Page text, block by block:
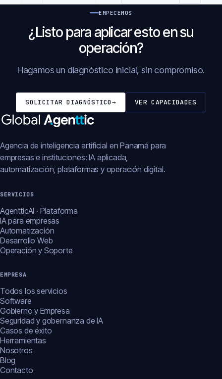
EMPECEMOS
¿Listo para aplicar esto en su
operación?
Hagamos un diagnóstico inicial, sin compromiso.
SOLICITAR DIAGNÓSTICO→ VER CAPACIDADES
Agencia de inteligencia artificial en Panamá para
empresas e instituciones: IA aplicada,
automatización, plataformas y operación digital.
SERVICIOS
AgentticAI · Plataforma
IA para empresas
Automatización
Desarrollo Web
Operación y Soporte
EMPRESA
Todos los servicios
Software
Gobierno y Empresa
Seguridad y gobernanza de IA
Casos de éxito
Herramientas
Nosotros
Blog
Contacto